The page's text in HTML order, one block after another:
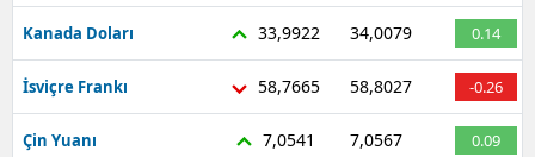
Kanada Doları 33,9922 34,0079 0.14
İsviçre Frankı 58,7665 58,8027 -0.26
Çin Yuanı 7,0541 7,0567 0.09